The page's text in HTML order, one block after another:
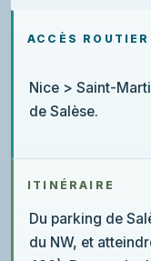
ACCÈS ROUTIER
Nice > Saint-
de Salèse.
ITINÉRAIRE
Du parking de
du NW, et